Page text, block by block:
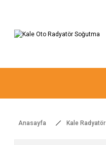
Anasayfa Kale Radyatör